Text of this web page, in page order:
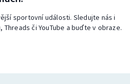
sportovní události. Sledujte nás i
Threads či YouTube a buďte v obraze.